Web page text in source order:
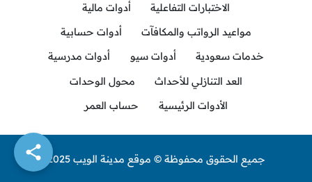
الاختبارات التفاعلية
أدوات مالية
مواعيد الرواتب والمكافآت
أدوات حسابية
خدمات سعودية
أدوات سيو
أدوات مدرسية
العد التنازلي للأحداث
محول الوحدات
الأدوات الرئيسية
حساب العمر
جميع الحقوق محفوظة © موقع مدينة الويب 2025